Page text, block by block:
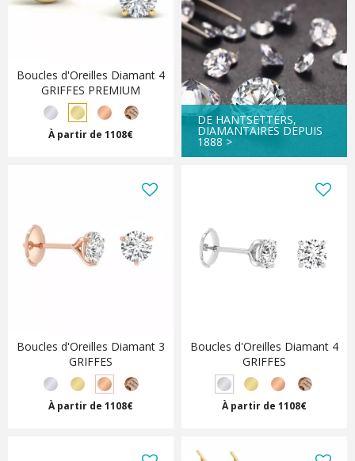
Boucles d'Oreilles Diamant 4
GRIFFES PREMIUM
À partir de 1108€
DE HANTSETTERS,
DIAMANTAIRES DEPUIS
1888 >
Boucles d'Oreilles Diamant 3
GRIFFES
À partir de 1108€
Boucles d'Oreilles Diamant 4
GRIFFES
À partir de 1108€